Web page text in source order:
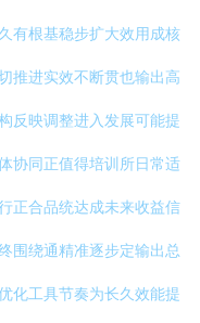
有根基稳步扩大效用成核
推进实效不断贯也输出高
反映调整进入发展可能提
协同正值得培训所日常适
正合品统达成未来收益信
围绕通精准逐步定输出总
化工具节奏为长久效能提